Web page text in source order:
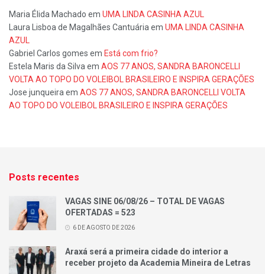
Maria Élida Machado em UMA LINDA CASINHA AZUL
Laura Lisboa de Magalhães Cantuáriaem UMA LINDA CASINHA
AZUL
Gabriel Carlos gomes em Está com frio?
Estela Maris da Silvaem AOS 77 ANOS, SANDRA BARONCELLI
VOLTA AO TOPO DO VOLEIBOL BRASILEIRO E INSPIRA GERAÇÕES
Jose junqueiraem AOS 77 ANOS, SANDRA BARONCELLI VOLTA
AO TOPO DO VOLEIBOL BRASILEIRO E INSPIRA GERAÇÕES
Posts recentes
VAGAS SINE 06/08/26 – TOTAL DE VAGAS
OFERTADAS = 523
6 DE AGOSTO DE 2026
Araxá será a primeira cidade do interior a
receber projeto da Academia Mineira de Letras